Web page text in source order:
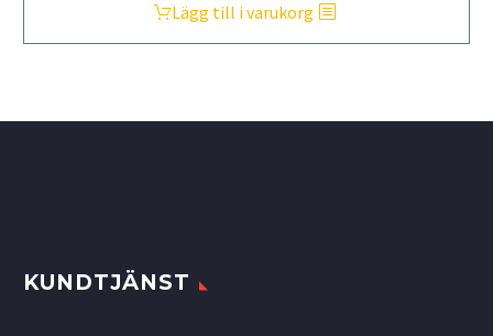
Lägg till i varukorg
KUNDTJÄNST